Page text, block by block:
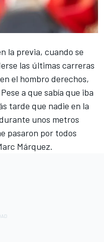
la previa, cuando se
las últimas carreras
el hombro derechos,
a que sabía que iba
tarde que nadie en la
unos metros
pasaron por todos
Márquez.